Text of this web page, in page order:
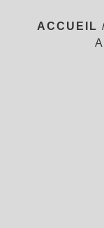
ACCUEIL